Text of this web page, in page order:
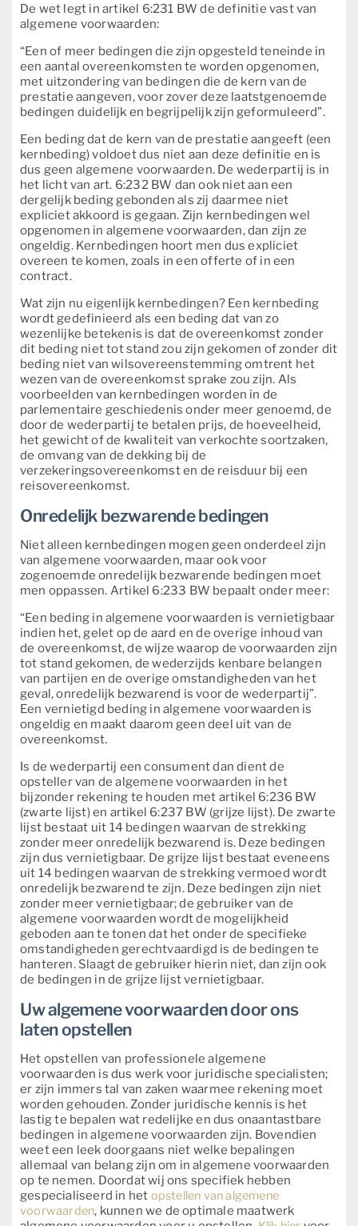
De wet legt in artikel 6:231 BW de definitie vast van
algemene voorwaarden:
“Een of meer bedingen die zijn opgesteld teneinde in
een aantal overeenkomsten te worden opgenomen,
met uitzondering van bedingen die de kern van de
prestatie aangeven, voor zover deze laatstgenoemde
bedingen duidelijk en begrijpelijk zijn geformuleerd”.
Een beding dat de kern van de prestatie aangeeft (een
kernbeding) voldoet dus niet aan deze definitie en is
dus geen algemene voorwaarden. De wederpartij is in
het licht van art. 6:232 BW dan ook niet aan een
dergelijk beding gebonden als zij daarmee niet
expliciet akkoord is gegaan. Zijn kernbedingen wel
opgenomen in algemene voorwaarden, dan zijn ze
ongeldig. Kernbedingen hoort men dus expliciet
overeen te komen, zoals in een offerte of in een
contract.
Wat zijn nu eigenlijk kernbedingen? Een kernbeding
wordt gedefinieerd als een beding dat van zo
wezenlijke betekenis is dat de overeenkomst zonder
dit beding niet tot stand zou zijn gekomen of zonder dit
beding niet van wilsovereenstemming omtrent het
wezen van de overeenkomst sprake zou zijn. Als
voorbeelden van kernbedingen worden in de
parlementaire geschiedenis onder meer genoemd, de
door de wederpartij te betalen prijs, de hoeveelheid,
het gewicht of de kwaliteit van verkochte soortzaken,
de omvang van de dekking bij de
verzekeringsovereenkomst en de reisduur bij een
reisovereenkomst.
Onredelijk bezwarende bedingen
Niet alleen kernbedingen mogen geen onderdeel zijn
van algemene voorwaarden, maar ook voor
zogenoemde onredelijk bezwarende bedingen moet
men oppassen. Artikel 6:233 BW bepaalt onder meer:
“Een beding in algemene voorwaarden is vernietigbaar
indien het, gelet op de aard en de overige inhoud van
de overeenkomst, de wijze waarop de voorwaarden zijn
tot stand gekomen, de wederzijds kenbare belangen
van partijen en de overige omstandigheden van het
geval, onredelijk bezwarend is voor de wederpartij”.
Een vernietigd beding in algemene voorwaarden is
ongeldig en maakt daarom geen deel uit van de
overeenkomst.
Is de wederpartij een consument dan dient de
opsteller van de algemene voorwaarden in het
bijzonder rekening te houden met artikel 6:236 BW
(zwarte lijst) en artikel 6:237 BW (grijze lijst). De zwarte
lijst bestaat uit 14 bedingen waarvan de strekking
zonder meer onredelijk bezwarend is. Deze bedingen
zijn dus vernietigbaar. De grijze lijst bestaat eveneens
uit 14 bedingen waarvan de strekking vermoed wordt
onredelijk bezwarend te zijn. Deze bedingen zijn niet
zonder meer vernietigbaar; de gebruiker van de
algemene voorwaarden wordt de mogelijkheid
geboden aan te tonen dat het onder de specifieke
omstandigheden gerechtvaardigd is de bedingen te
hanteren. Slaagt de gebruiker hierin niet, dan zijn ook
de bedingen in de grijze lijst vernietigbaar.
Uw algemene voorwaarden door ons
laten opstellen
Het opstellen van professionele algemene
voorwaarden is dus werk voor juridische specialisten;
er zijn immers tal van zaken waarmee rekening moet
worden gehouden. Zonder juridische kennis is het
lastig te bepalen wat redelijke en dus onaantastbare
bedingen in algemene voorwaarden zijn. Bovendien
weet een leek doorgaans niet welke bepalingen
allemaal van belang zijn om in algemene voorwaarden
op te nemen. Doordat wij ons specifiek hebben
gespecialiseerd in het opstellen van algemene
voorwaarden, kunnen we de optimale maatwerk